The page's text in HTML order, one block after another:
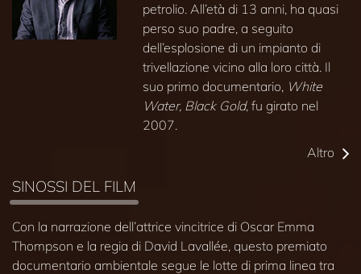
petrolio. All’età di 13 anni, ha quasi
perso suo padre, a seguito
dell’esplosione di un impianto di
trivellazione vicino alla loro città. Il
suo primo documentario, White
Water, Black Gold, fu girato nel
2007.
Altro
SINOSSI DEL FILM
Con la narrazione dell’attrice vincitrice di Oscar Emma
Thompson e la regia di David Lavallée, questo premiato
documentario ambientale segue le lotte di prima linea tra